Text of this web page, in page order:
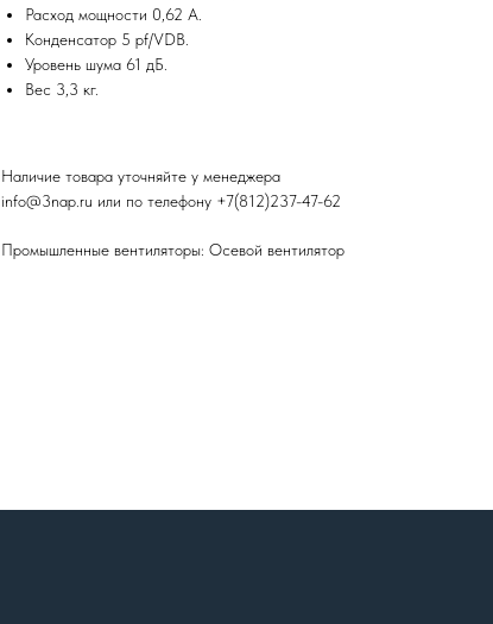
Расход мощности 0,62 А.
Конденсатор 5 pf/VDB.
Уровень шума 61 дБ.
Вес 3,3 кг.
Наличие товара уточняйте у менеджера
info@3nap.ru или по телефону +7(812)237-47-62
Промышленные вентиляторы: Осевой вентилятор